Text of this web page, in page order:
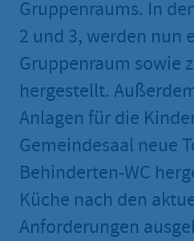
Gruppenraums. In
2 und 3, werden nun
Gruppenraum sowie
hergestellt.
Anlagen für die
Gemeindesaal neue
Behinderten-WC
Küche nach den
Anforderungen